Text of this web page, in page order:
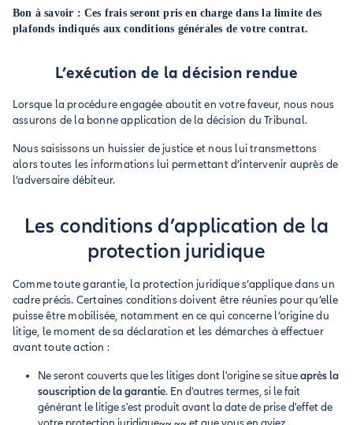
Bon à savoir : Ces frais seront pris en charge dans la limite des
plafonds indiqués aux conditions générales de votre contrat.
L’exécution de la décision rendue
Lorsque la procédure engagée aboutit en votre faveur, nous nous
assurons de la bonne application de la décision du Tribunal.
Nous saisissons un huissier de justice et nous lui transmettons
alors toutes les informations lui permettant d’intervenir auprès de
l’adversaire débiteur.
Les conditions d’application de la
protection juridique
Comme toute garantie, la protection juridique s’applique dans un
cadre précis. Certaines conditions doivent être réunies pour qu’elle
puisse être mobilisée, notamment en ce qui concerne l’origine du
litige, le moment de sa déclaration et les démarches à effectuer
avant toute action :
Ne seront couverts que les litiges dont l'origine se situeaprès la
souscription de la garantie. En d'autres termes, si le fait
générant le litige s'est produit avant la date de prise d'effet de